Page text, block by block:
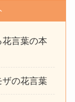
花言葉の本
の花言葉